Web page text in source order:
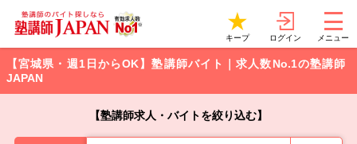
キープ ログイン メニュー
【宮城県・週1日からOK】塾講師バイト｜求人数No.1の塾講師
JAPAN
【塾講師求人・バイトを絞り込む】